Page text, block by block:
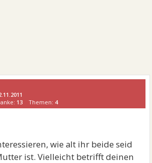
13 Themen: 4
wie alt ihr beide seid
ist. Vielleicht betrifft deinen